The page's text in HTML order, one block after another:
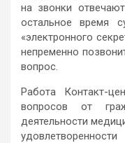
на звонки
остальное время
«электронного
непременно
вопрос.
Работа Контакт-
вопросов от
деятельности